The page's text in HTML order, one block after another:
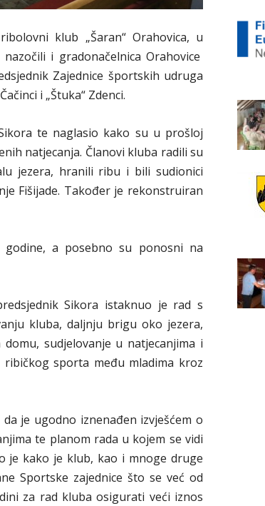
klub „Šaran“ Orahovica, u
i gradonačelnica Orahovice
Zajednice športskih udruga
i „Štuka“ Zdenci.
te naglasio kako su u prošloj
natjecanja. Članovi kluba radili su
jezera, hranili ribu i bili sudionici
Fišijade. Također je rekonstruiran
a posebno su ponosni na
Sikora istaknuo je rad s
kluba, daljnju brigu oko jezera,
sudjelovanje u natjecanjima i
sporta među mladima kroz
je ugodno iznenađen izvješćem o
te planom rada u kojem se vidi
je kako je klub, kao i mnoge druge
Sportske zajednice što se već od
za rad kluba osigurati veći iznos